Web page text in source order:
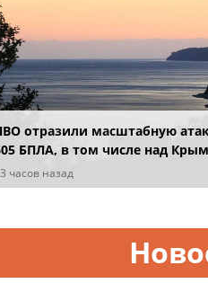
отразили масштабную
БПЛА, в том числе над
морей
часов назад